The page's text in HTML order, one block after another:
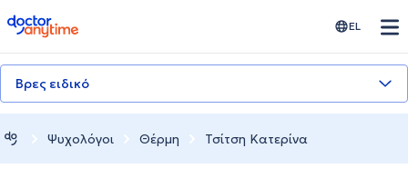
doctoranytime EL
Βρες ειδικό
Ψυχολόγοι Θέρμη Τσίτση Κατερίνα